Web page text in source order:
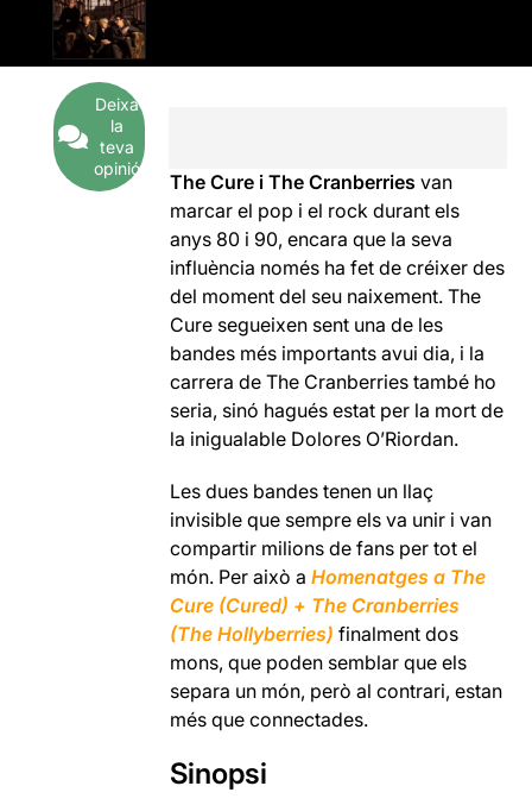
Deixa
la
teva
opinió
The Cure i The Cranberries van
marcar el pop i el rock durant els
anys 80 i 90, encara que la seva
influència només ha fet de créixer des
del moment del seu naixement. The
Cure segueixen sent una de les
bandes més importants avui dia, i la
carrera de The Cranberries també ho
seria, sinó hagués estat per la mort de
la inigualable Dolores O’Riordan.
Les dues bandes tenen un llaç
invisible que sempre els va unir i van
compartir milions de fans per tot el
món. Per això a Homenatges a The
Cure (Cured) + The Cranberries
(The Hollyberries) finalment dos
mons, que poden semblar que els
separa un món, però al contrari, estan
més que connectades.
Sinopsi